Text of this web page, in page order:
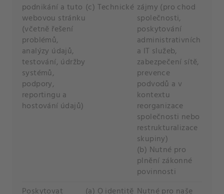
podnikání a tuto
webovou stránku
(včetně řešení
problémů,
analýzy údajů,
testování, údržby
systémů,
podpory,
reportingu a
hostování údajů)
(c) Technické zájmy (pro chod
společnosti,
poskytování
administrativních
a IT služeb,
zabezpečení sítě,
prevence
podvodů a v
kontextu
reorganizace
společnosti nebo
restrukturalizace
skupiny)
(b) Nutné pro
plnění zákonné
povinnosti